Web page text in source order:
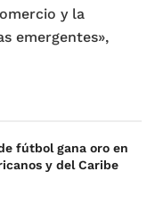
y la
emergentes»,
fútbol gana oro en
y del Caribe